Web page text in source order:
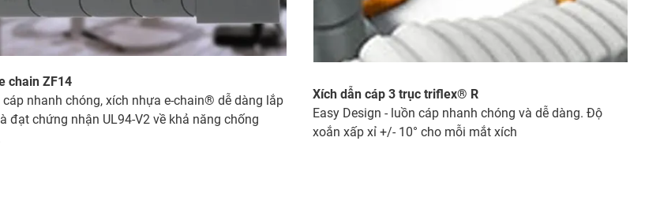
chain ZF14
cáp nhanh chóng, xích nhựa e-chain® dễ dàng lắp
đạt chứng nhận UL94-V2 về khả năng chống
Xích dẫn cáp 3 trục triflex® R
Easy Design - luồn cáp nhanh chóng và dễ dàng. Độ
xoắn xấp xỉ +/- 10° cho mỗi mắt xích